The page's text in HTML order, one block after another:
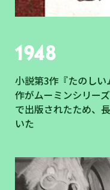
1948
小説第3作『たのし
作がムーミンシリー
で出版されたため、
いた